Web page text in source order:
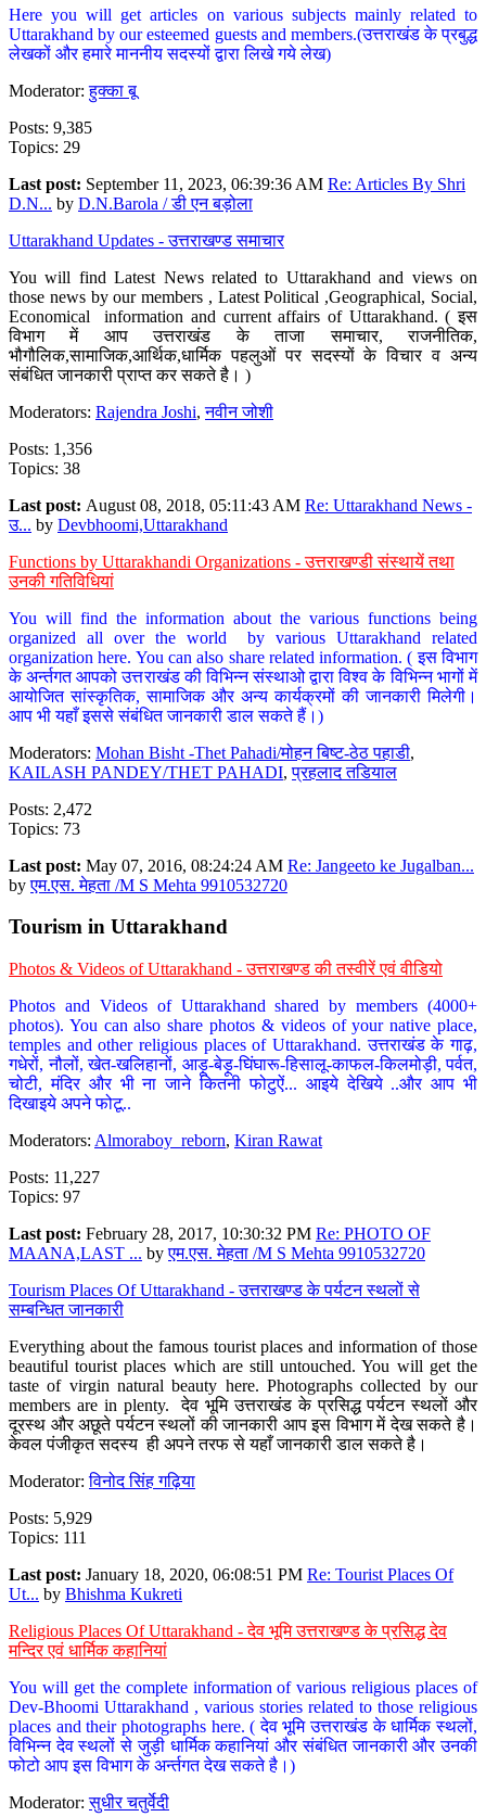
Here you will get articles on various subjects mainly related to
Uttarakhand by our esteemed guests and members.(उत्तराखंड के प्रबुद्ध
लेखकों और हमारे माननीय सदस्यों द्वारा लिखे गये लेख)
Moderator:हुक्का बू
Posts: 9,385
Topics: 29
Last post: September 11, 2023, 06:39:36 AM Re: Articles By Shri
D.N... by D.N.Barola / डी एन बड़ोला
Uttarakhand Updates - उत्तराखण्ड समाचार
You will find Latest News related to Uttarakhand and views on
those news by our members , Latest Political ,Geographical, Social,
Economical information and current affairs of Uttarakhand. ( इस
विभाग में आप उत्तराखंड के ताजा समाचार, राजनीतिक,
भौगौलिक,सामाजिक,आर्थिक,धार्मिक पहलुओं पर सदस्यों के विचार व अन्य
संबंधित जानकारी प्राप्त कर सकते है। )
Moderators: Rajendra Joshi,नवीन जोशी
Posts: 1,356
Topics: 38
Last post: August 08, 2018, 05:11:43 AM Re: Uttarakhand News -
उ... by Devbhoomi,Uttarakhand
Functions by Uttarakhandi Organizations - उत्तराखण्डी संस्थायें तथा
उनकी गतिविधियां
You will find the information about the various functions being
organized all over the world by various Uttarakhand related
organization here. You can also share related information. ( इस विभाग
के अर्न्तगत आपको उत्तराखंड की विभिन्न संस्थाओ द्वारा विश्व के विभिन्न भागों में
आयोजित सांस्कृतिक, सामाजिक और अन्य कार्यक्रमों की जानकारी मिलेगी।
आप भी यहाँ इससे संबंधित जानकारी डाल सकते हैं।)
Moderators: Mohan Bisht -Thet Pahadi/मोहन बिष्ट-ठेठ पहाडी,
KAILASH PANDEY/THET PAHADI,प्रहलाद तडियाल
Posts: 2,472
Topics: 73
Last post: May 07, 2016, 08:24:24 AM Re: Jangeeto ke Jugalban...
byएम.एस. मेहता /M S Mehta 9910532720
Tourism in Uttarakhand
Photos & Videos of Uttarakhand - उत्तराखण्ड की तस्वीरें एवं वीडियो
Photos and Videos of Uttarakhand shared by members (4000+
photos). You can also share photos & videos of your native place,
temples and other religious places of Uttarakhand. उत्तराखंड के गाढ़,
गधेरों, नौलों, खेत-खलिहानों, आड़ू-बेड़ू-घिंघारू-हिसालू-काफल-किलमोड़ी, पर्वत,
चोटी, मंदिर और भी ना जाने कितनी फोटुऐं... आइये देखिये ..और आप भी
दिखाइये अपने फोटू..
Moderators: Almoraboy_reborn, Kiran Rawat
Posts: 11,227
Topics: 97
Last post: February 28, 2017, 10:30:32 PM Re: PHOTO OF
MAANA,LAST ... byएम.एस. मेहता /M S Mehta 9910532720
Tourism Places Of Uttarakhand - उत्तराखण्ड के पर्यटन स्थलों से
सम्बन्धित जानकारी
Everything about the famous tourist places and information of those
beautiful tourist places which are still untouched. You will get the
taste of virgin natural beauty here. Photographs collected by our
members are in plenty. देव भूमि उत्तराखंड के प्रसिद्ध पर्यटन स्थलों और
दूरस्थ और अछूते पर्यटन स्थलों की जानकारी आप इस विभाग में देख सकते है।
केवल पंजीकृत सदस्य ही अपने तरफ से यहाँ जानकारी डाल सकते है।
Moderator:विनोद सिंह गढ़िया
Posts: 5,929
Topics: 111
Last post: January 18, 2020, 06:08:51 PM Re: Tourist Places Of
Ut... by Bhishma Kukreti
Religious Places Of Uttarakhand - देव भूमि उत्तराखण्ड के प्रसिद्ध देव
मन्दिर एवं धार्मिक कहानियां
You will get the complete information of various religious places of
Dev-Bhoomi Uttarakhand , various stories related to those religious
places and their photographs here. ( देव भूमि उत्तराखंड के धार्मिक स्थलों,
विभिन्न देव स्थलों से जुड़ी धार्मिक कहानियां और संबंधित जानकारी और उनकी
फोटो आप इस विभाग के अर्न्तगत देख सकते है।)
Moderator:सुधीर चतुर्वेदी